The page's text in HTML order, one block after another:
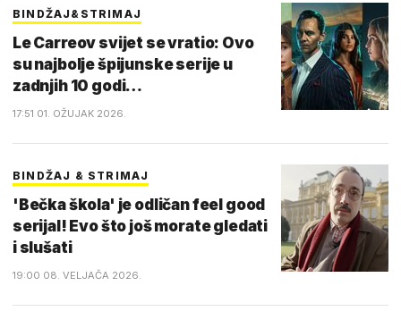
BINDŽAJ&STRIMAJ
Le Carreov svijet se vratio: Ovo
su najbolje špijunske serije u
zadnjih 10 godi…
17:51 01. OŽUJAK 2026.
BINDŽAJ & STRIMAJ
'Bečka škola' je odličan feel good
serijal! Evo što još morate gledati
i slušati
19:00 08. VELJAČA 2026.